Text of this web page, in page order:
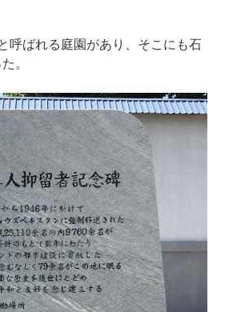
呼ばれる庭園があり、そこにも石
。